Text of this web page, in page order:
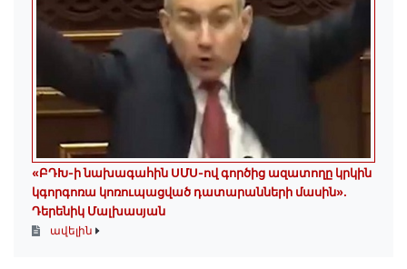
«ԲԴԽ-ի նախագահին ՍՄՍ-ով գործից ազատողը կրկին
կգորգոռա կոռուպացված դատարանների մասին».
Դերենիկ Մալխասյան
ավելին